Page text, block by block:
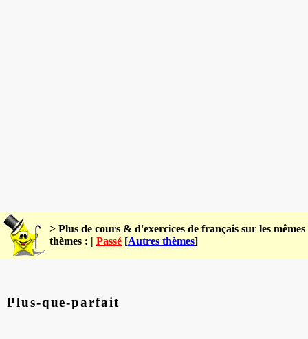
> Plus de cours & d'exercices de français sur les mêmes
thèmes : | Passé [Autres thèmes]
Plus-que-parfait